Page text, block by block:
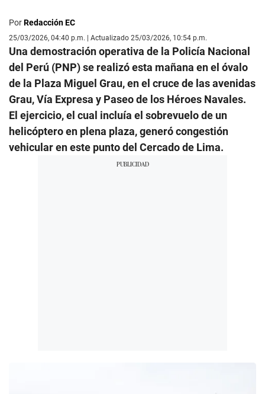
PorRedacción EC
25/03/2026, 04:40 p.m. | Actualizado 25/03/2026, 10:54 p.m.
Una demostración operativa de la Policía Nacional
del Perú (PNP) se realizó esta mañana en el óvalo
de la Plaza Miguel Grau, en el cruce de las avenidas
Grau, Vía Expresa y Paseo de los Héroes Navales.
El ejercicio, el cual incluía el sobrevuelo de un
helicóptero en plena plaza, generó congestión
vehicular en este punto del Cercado de Lima.